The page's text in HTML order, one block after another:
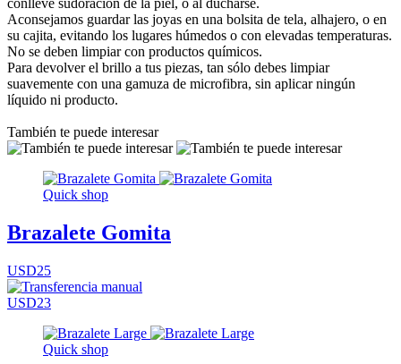
Aconsejamos guardar las joyas en una bolsita de tela, alhajero, o en
su cajita, evitando los lugares húmedos o con elevadas temperaturas.
No se deben limpiar con productos químicos.
Para devolver el brillo a tus piezas, tan sólo debes limpiar
suavemente con una gamuza de microfibra, sin aplicar ningún
líquido ni producto.
También te puede interesar
Quick shop
Brazalete Gomita
USD25
USD23
Quick shop